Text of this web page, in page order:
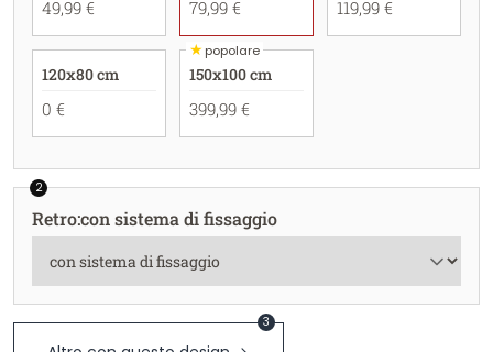
49,99 € 79,99 € 119,99 €
120x80 cm
0 €
★popolare
150x100 cm
399,99 €
2
Retro:con sistema di fissaggio
3